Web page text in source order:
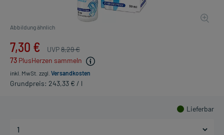
Abbildung ähnlich
7,30 € UVP8,29 €
73 PlusHerzen sammeln
inkl. MwSt. zzgl. Versandkosten
Grundpreis: 243,33 € / l
Lieferbar